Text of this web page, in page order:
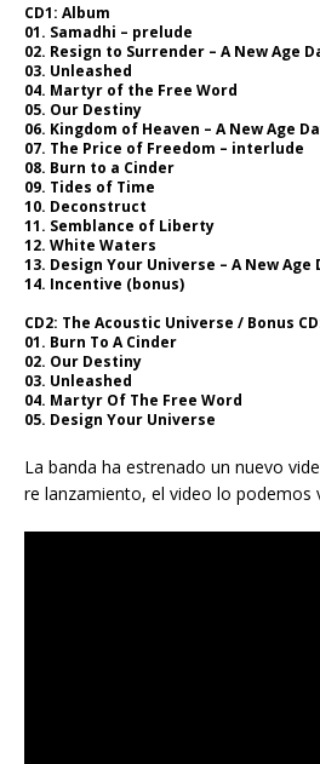
CD1: Album
01. Samadhi – prelude
02. Resign to Surrender – A New Age
03. Unleashed
04. Martyr of the Free Word
05. Our Destiny
06. Kingdom of Heaven – A New Age
07. The Price of Freedom – interlude
08. Burn to a Cinder
09. Tides of Time
10. Deconstruct
11. Semblance of Liberty
12. White Waters
13. Design Your Universe – A New Age
14. Incentive (bonus)
CD2: The Acoustic Universe / Bonus
01. Burn To A Cinder
02. Our Destiny
03. Unleashed
04. Martyr Of The Free Word
05. Design Your Universe
La banda ha estrenado un nuevo
re lanzamiento, el video lo podemos